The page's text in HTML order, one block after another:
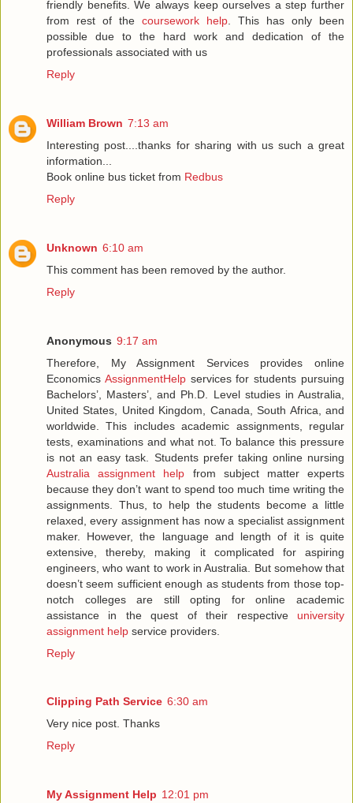
friendly benefits. We always keep ourselves a step further
from rest of the coursework help . This has only been
possible due to the hard work and dedication of the
professionals associated with us
Reply
William Brown 7:13 am
Interesting post....thanks for sharing with us such a great
information...
Book online bus ticket from Redbus
Reply
Unknown 6:10 am
This comment has been removed by the author.
Reply
Anonymous 9:17 am
Therefore, My Assignment Services provides online
Economics AssignmentHelpservices for students pursuing
Bachelors’, Masters’, and Ph.D. Level studies in Australia,
United States, United Kingdom, Canada, South Africa, and
worldwide. This includes academic assignments, regular
tests, examinations and what not. To balance this pressure
is not an easy task. Students prefer taking online nursing
Australia assignment help from subject matter experts
because they don’t want to spend too much time writing the
assignments. Thus, to help the students become a little
relaxed, every assignment has now a specialist assignment
maker. However, the language and length of it is quite
extensive, thereby, making it complicated for aspiring
engineers, who want to work in Australia. But somehow that
doesn’t seem sufficient enough as students from those top-
notch colleges are still opting for online academic
assistance in the quest of their respective university
assignment help service providers.
Reply
Clipping Path Service 6:30 am
Very nice post. Thanks
Reply
My Assignment Help 12:01 pm